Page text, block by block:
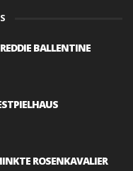
BALLENTINE
ROSENKAVALIER